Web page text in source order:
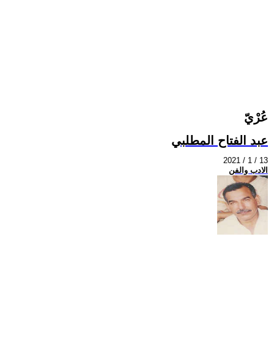
عُرْيّ
عبد الفتاح المطلبي
2021 / 1 / 13
الادب والفن